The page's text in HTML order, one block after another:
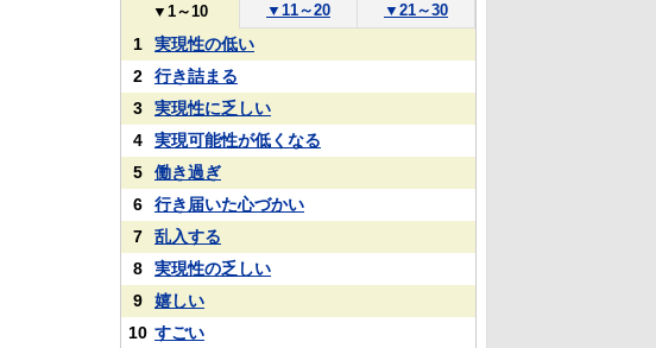
▼ 1～10 ▼ 11～20 ▼ 21～30
1
実現性の低い
2
行き詰まる
3
実現性に乏しい
4
実現可能性が低くなる
5
働き過ぎ
6
行き届いた心づかい
7
乱入する
8
実現性の乏しい
9
嬉しい
10 すごい